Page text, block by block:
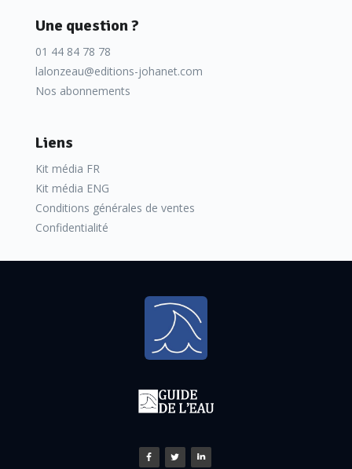
Une question ?
01 44 84 78 78
lalonzeau@editions-johanet.com
Nos abonnements
Liens
Kit média FR
Kit média ENG
Conditions générales de ventes
Confidentialité